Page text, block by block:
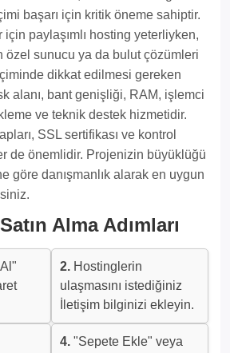
başarı için kritik öneme sahiptir.
için paylaşımlı hosting yeterliyken,
özel sunucu ya da bulut çözümleri
dikkat edilmesi gereken
alanı, bant genişliği, RAM, işlemci
ve teknik destek hizmetidir.
SSL sertifikası ve kontrol
de önemlidir. Projenizin büyüklüğü
göre danışmanlık alarak en uygun
Alma Adımları
2. Hostinglerin
ulaşmasını istediğiniz
İletişim bilginizi ekleyin.
4. "Sepete Ekle" veya